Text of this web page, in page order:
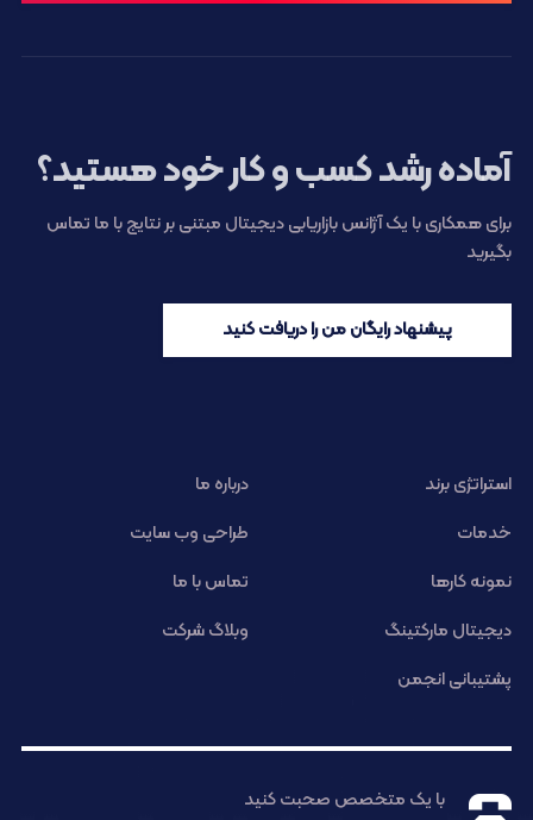
آماده رشد کسب و کار خود هستید؟
برای همکاری با یک آژانس بازاریابی دیجیتال مبتنی بر نتایج با ما تماس
بگیرید
پیشنهاد رایگان من را دریافت کنید
استراتژی برند
درباره ما
خدمات
طراحی وب سایت
نمونه کارها
تماس با ما
دیجیتال مارکتینگ
وبلاگ شرکت
پشتیبانی انجمن
با یک متخصص صحبت کنید